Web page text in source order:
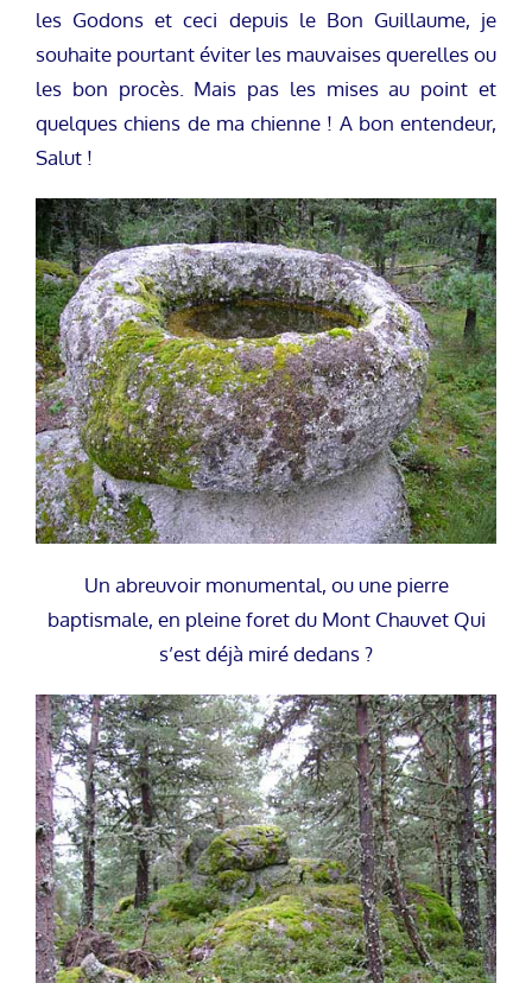
les Godons et ceci depuis le Bon Guillaume, je
souhaite pourtant éviter les mauvaises querelles ou
les bon procès. Mais pas les mises au point et
quelques chiens de ma chienne ! A bon entendeur,
Salut !
Un abreuvoir monumental, ou une pierre
baptismale, en pleine foret du Mont Chauvet Qui
s’est déjà miré dedans ?